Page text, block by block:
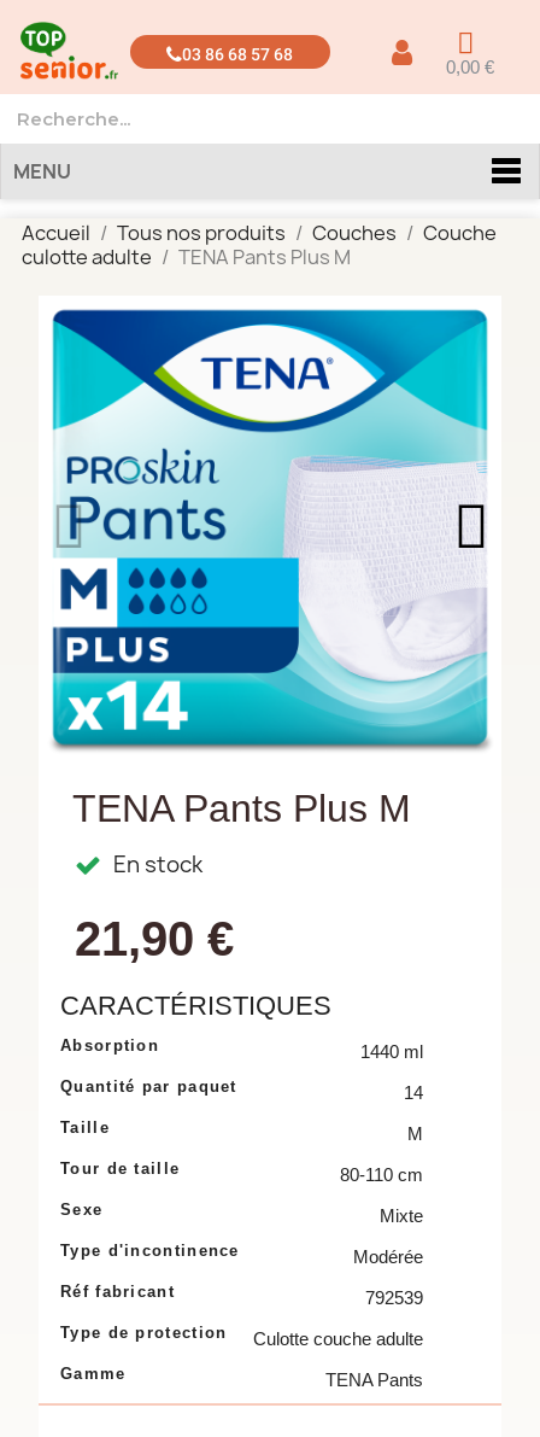
03 86 68 57 68
0,00 €
MENU
Accueil Tous nos produits Couches
Couche
culotte adulte
TENA Pants Plus M
TENA Pants Plus M
En stock
21,90 €
CARACTÉRISTIQUES
Absorption 1440 ml
Quantité par paquet 14
Taille M
Tour de taille 80-110 cm
Sexe Mixte
Type d'incontinence Modérée
Réf fabricant 792539
Type de protection Culotte couche adulte
Gamme TENA Pants